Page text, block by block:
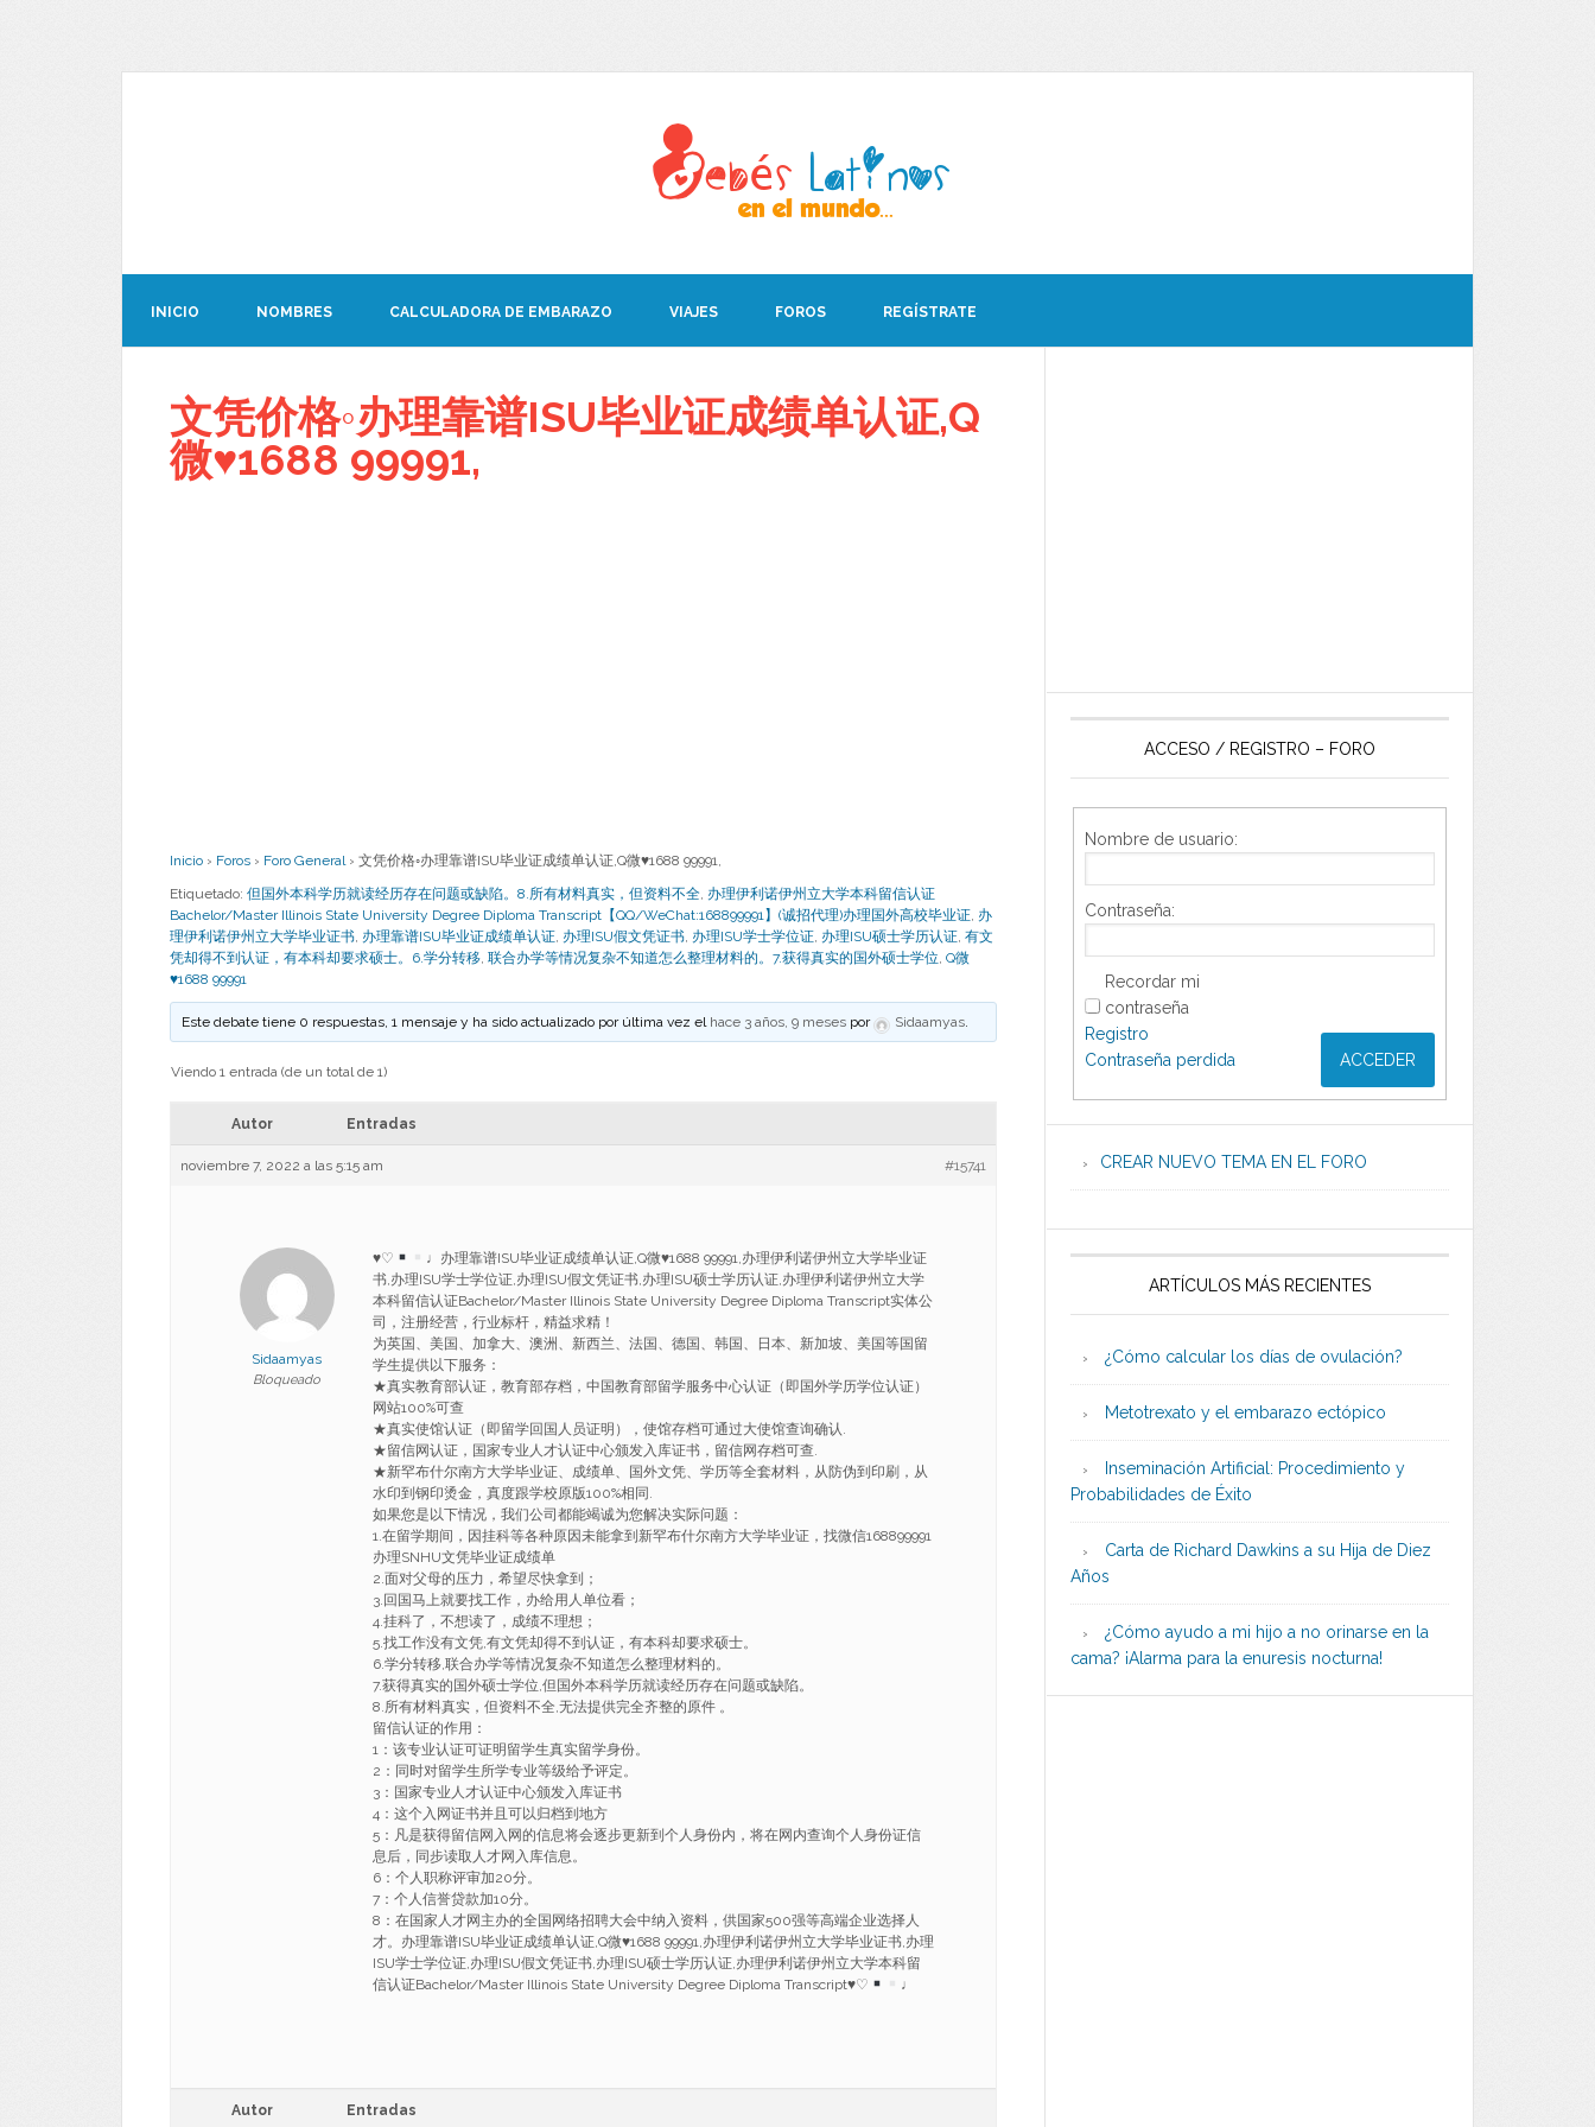
INICIO NOMBRES CALCULADORA DE EMBARAZO VIAJES FOROS REGÍSTRATE
文凭价格◦办理靠谱ISU毕业证成绩单认证,Q
微♥1688 99991,
Inicio › Foros › Foro General › 文凭价格◦办理靠谱ISU毕业证成绩单认证,Q微♥1688 99991,
Etiquetado: 但国外本科学历就读经历存在问题或缺陷。8.所有材料真实，但资料不全, 办理伊利诺伊州立大学本科留信认证
Bachelor/Master Illinois State University Degree Diploma Transcript【QQ/WeChat:168899991】(诚招代理)办理国外高校毕业证, 办
理伊利诺伊州立大学毕业证书, 办理靠谱ISU毕业证成绩单认证, 办理ISU假文凭证书, 办理ISU学士学位证, 办理ISU硕士学历认证, 有文
凭却得不到认证，有本科却要求硕士。6.学分转移, 联合办学等情况复杂不知道怎么整理材料的。7.获得真实的国外硕士学位, Q微
♥1688 99991
Este debate tiene 0 respuestas, 1 mensaje y ha sido actualizado por última vez el hace 3 años, 9 meses por Sidaamyas.
Viendo 1 entrada (de un total de 1)
Autor Entradas
noviembre 7, 2022 a las 5:15 am #15741
Sidaamyas
Bloqueado
♥♡ ♩办理靠谱ISU毕业证成绩单认证,Q微♥1688 99991,办理伊利诺伊州立大学毕业证
书,办理ISU学士学位证,办理ISU假文凭证书,办理ISU硕士学历认证,办理伊利诺伊州立大学
本科留信认证Bachelor/Master Illinois State University Degree Diploma Transcript实体公
司，注册经营，行业标杆，精益求精！
为英国、美国、加拿大、澳洲、新西兰、法国、德国、韩国、日本、新加坡、美国等国留
学生提供以下服务：
★真实教育部认证，教育部存档，中国教育部留学服务中心认证（即国外学历学位认证）
网站100%可查
★真实使馆认证（即留学回国人员证明），使馆存档可通过大使馆查询确认.
★留信网认证，国家专业人才认证中心颁发入库证书，留信网存档可查.
★新罕布什尔南方大学毕业证、成绩单、国外文凭、学历等全套材料，从防伪到印刷，从
水印到钢印烫金，真度跟学校原版100%相同.
如果您是以下情况，我们公司都能竭诚为您解决实际问题：
1.在留学期间，因挂科等各种原因未能拿到新罕布什尔南方大学毕业证，找微信168899991
办理SNHU文凭毕业证成绩单
2.面对父母的压力，希望尽快拿到；
3.回国马上就要找工作，办给用人单位看；
4.挂科了，不想读了，成绩不理想；
5.找工作没有文凭,有文凭却得不到认证，有本科却要求硕士。
6.学分转移,联合办学等情况复杂不知道怎么整理材料的。
7.获得真实的国外硕士学位,但国外本科学历就读经历存在问题或缺陷。
8.所有材料真实，但资料不全,无法提供完全齐整的原件 。
留信认证的作用：
1：该专业认证可证明留学生真实留学身份。
2：同时对留学生所学专业等级给予评定。
3：国家专业人才认证中心颁发入库证书
4：这个入网证书并且可以归档到地方
5：凡是获得留信网入网的信息将会逐步更新到个人身份内，将在网内查询个人身份证信
息后，同步读取人才网入库信息。
6：个人职称评审加20分。
7：个人信誉贷款加10分。
8：在国家人才网主办的全国网络招聘大会中纳入资料，供国家500强等高端企业选择人
才。办理靠谱ISU毕业证成绩单认证,Q微♥1688 99991,办理伊利诺伊州立大学毕业证书,办理
ISU学士学位证,办理ISU假文凭证书,办理ISU硕士学历认证,办理伊利诺伊州立大学本科留
信认证Bachelor/Master Illinois State University Degree Diploma Transcript♥♡ ♩
Autor Entradas
ACCESO / REGISTRO – FORO
Nombre de usuario:
Contraseña:
Recordar mi
contraseña
ACCEDER
Registro
Contraseña perdida
CREAR NUEVO TEMA EN EL FORO
ARTÍCULOS MÁS RECIENTES
¿Cómo calcular los días de ovulación?
Metotrexato y el embarazo ectópico
Inseminación Artificial: Procedimiento y
Probabilidades de Éxito
Carta de Richard Dawkins a su Hija de Diez
Años
¿Cómo ayudo a mi hijo a no orinarse en la
cama? ¡Alarma para la enuresis nocturna!